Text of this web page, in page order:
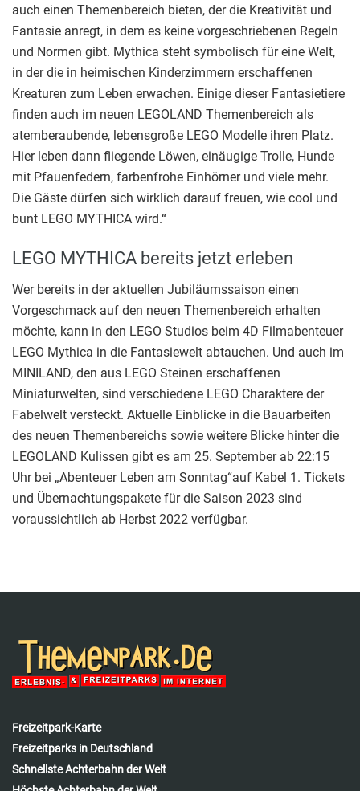
auch einen Themenbereich bieten, der die Kreativität und
Fantasie anregt, in dem es keine vorgeschriebenen Regeln
und Normen gibt. Mythica steht symbolisch für eine Welt,
in der die in heimischen Kinderzimmern erschaffenen
Kreaturen zum Leben erwachen. Einige dieser Fantasietiere
finden auch im neuen LEGOLAND Themenbereich als
atemberaubende, lebensgroße LEGO Modelle ihren Platz.
Hier leben dann fliegende Löwen, einäugige Trolle, Hunde
mit Pfauenfedern, farbenfrohe Einhörner und viele mehr.
Die Gäste dürfen sich wirklich darauf freuen, wie cool und
bunt LEGO MYTHICA wird.“
LEGO MYTHICA bereits jetzt erleben
Wer bereits in der aktuellen Jubiläumssaison einen
Vorgeschmack auf den neuen Themenbereich erhalten
möchte, kann in den LEGO Studios beim 4D Filmabenteuer
LEGO Mythica in die Fantasiewelt abtauchen. Und auch im
MINILAND, den aus LEGO Steinen erschaffenen
Miniaturwelten, sind verschiedene LEGO Charaktere der
Fabelwelt versteckt. Aktuelle Einblicke in die Bauarbeiten
des neuen Themenbereichs sowie weitere Blicke hinter die
LEGOLAND Kulissen gibt es am 25. September ab 22:15
Uhr bei „Abenteuer Leben am Sonntag“auf Kabel 1. Tickets
und Übernachtungspakete für die Saison 2023 sind
voraussichtlich ab Herbst 2022 verfügbar.
Freizeitpark-Karte
Freizeitparks in Deutschland
Schnellste Achterbahn der Welt